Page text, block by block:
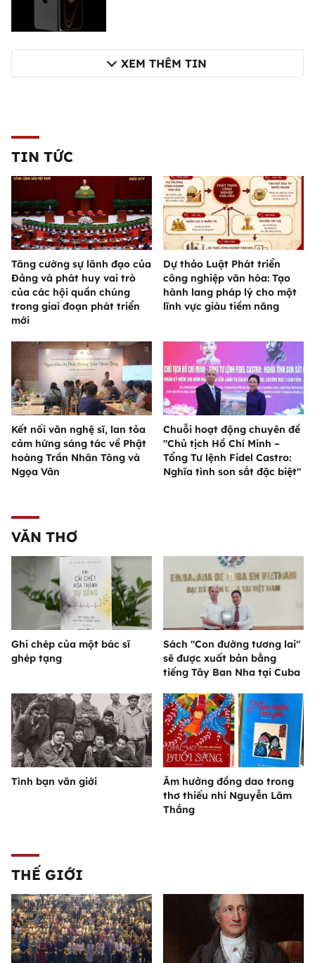
XEM THÊM TIN
TIN TỨC
Tăng cường sự lãnh đạo của
Đảng và phát huy vai trò
của các hội quần chúng
trong giai đoạn phát triển
mới
Dự thảo Luật Phát triển
công nghiệp văn hóa: Tạo
hành lang pháp lý cho một
lĩnh vực giàu tiềm năng
Kết nối văn nghệ sĩ, lan tỏa
cảm hứng sáng tác về Phật
hoàng Trần Nhân Tông và
Ngọa Vân
Chuỗi hoạt động chuyên đề
"Chủ tịch Hồ Chí Minh –
Tổng Tư lệnh Fidel Castro:
Nghĩa tình son sắt đặc biệt"
VĂN THƠ
Ghi chép của một bác sĩ
ghép tạng
Sách "Con đường tương lai"
sẽ được xuất bản bằng
tiếng Tây Ban Nha tại Cuba
Tình bạn văn giới
Âm hưởng đồng dao trong
thơ thiếu nhi Nguyễn Lãm
Thắng
THẾ GIỚI